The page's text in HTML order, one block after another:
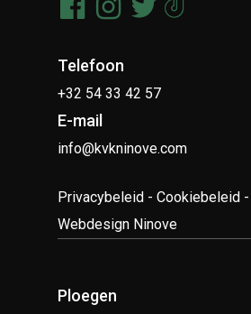
Telefoon
+32 54 33 42 57
E-mail
info@kvkninove.com
Privacybeleid -Cookiebeleid -
Webdesign Ninove
Ploegen